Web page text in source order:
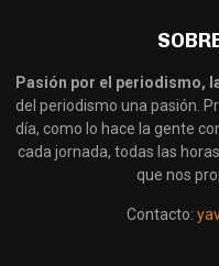
Pasión por el periodismo,
del periodismo una pasión.
día, como lo hace la gente
cada jornada, todas las
que nos
Contacto: